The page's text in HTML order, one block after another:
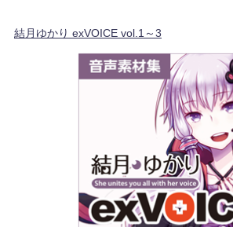
結月ゆかり exVOICE vol.1～3